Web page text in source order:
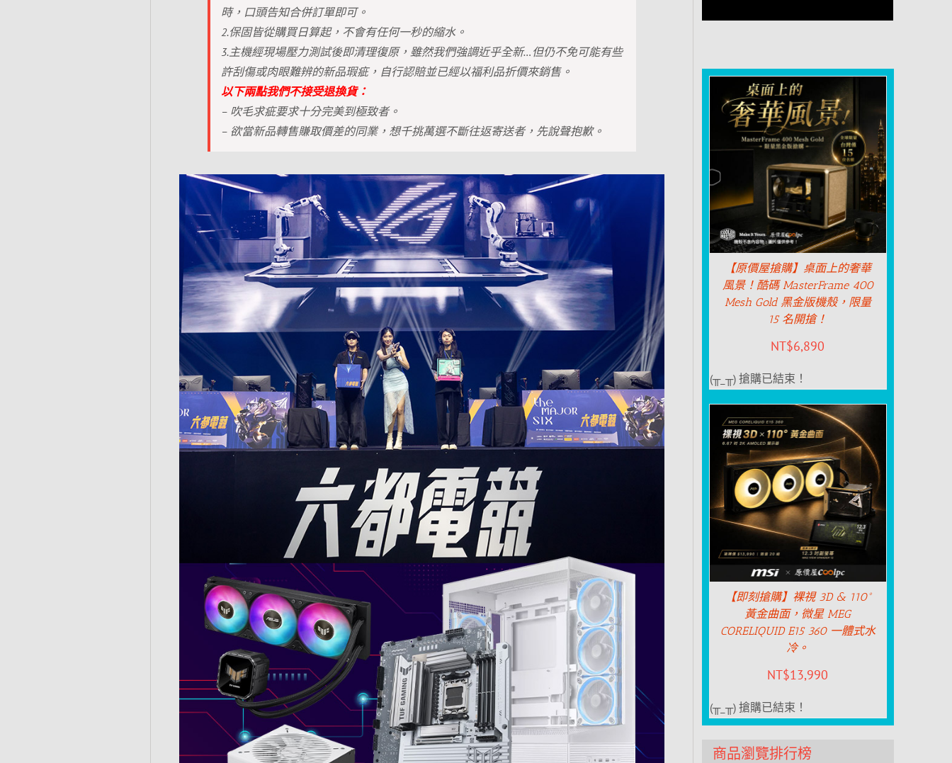
時，口頭告知合併訂單即可。
2.保固皆從購買日算起，不會有任何一秒的縮水。
3.主機經現場壓力測試後即清理復原，雖然我們強調近乎全新…但仍不免可能有些
許刮傷或肉眼難辨的新品瑕疵，自行認賠並已經以福利品折價來銷售。
以下兩點我們不接受退換貨：
– 吹毛求疵要求十分完美到極致者。
– 欲當新品轉售賺取價差的同業，想千挑萬選不斷往返寄送者，先說聲抱歉。
【原價屋搶購】桌面上的奢華
風景！酷碼 MasterFrame 400
Mesh Gold 黑金版機殼，限量
15 名開搶！
NT$6,890
(╥_╥) 搶購已結束！
【即刻搶購】裸視 3D & 110°
黃金曲面，微星 MEG
CORELIQUID E15 360 一體式水
冷。
NT$13,990
(╥_╥) 搶購已結束！
商品瀏覽排行榜